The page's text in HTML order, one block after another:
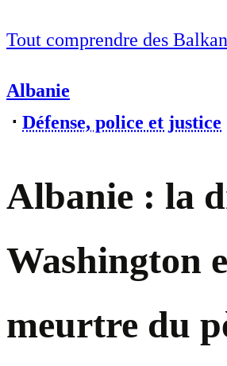
Tout comprendre des
Albanie
⋅ Défense, police et justice
Albanie : la
Washington
meurtre du